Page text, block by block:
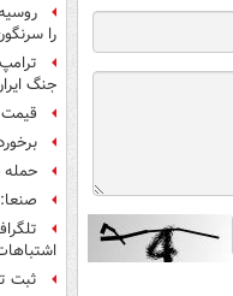
را
جنگ
قیمت
برخورد
حمله
ثبت